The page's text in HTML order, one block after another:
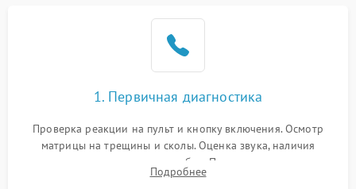
1. Первичная диагностика
Проверка реакции на пульт и кнопку включения. Осмотр
матрицы на трещины и сколы. Оценка звука, наличия
подсветки и индикаторов ошибок. Подключение тестовых
источников сигнала для выявления симптомов поломки.
Подробнее